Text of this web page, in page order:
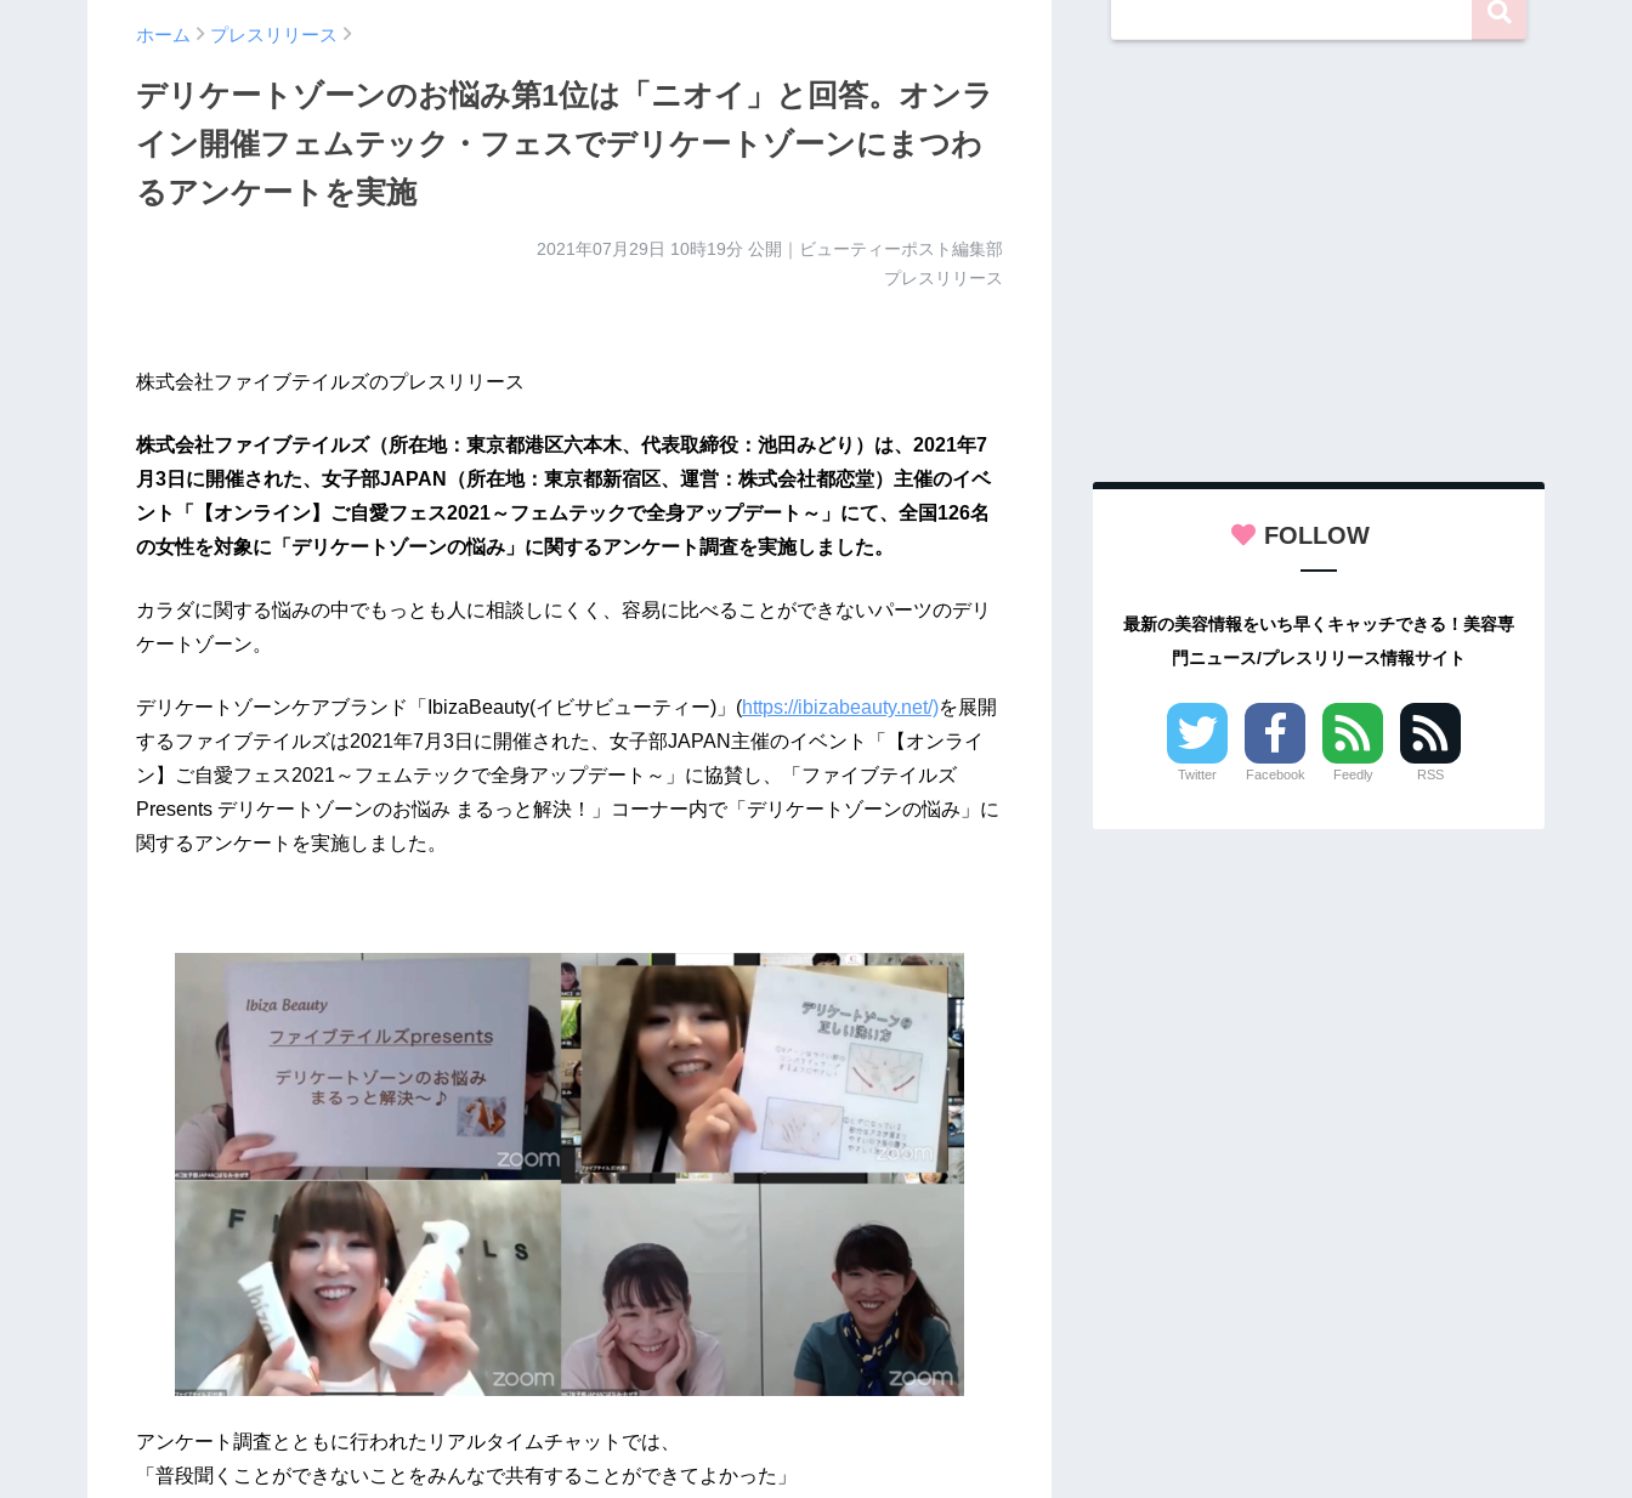
ホーム プレスリリース
デリケートゾーンのお悩み第1位は「ニオイ」と回答。オンラ
イン開催フェムテック・フェスでデリケートゾーンにまつわ
るアンケートを実施
2021年07月29日 10時19分 公開｜ビューティーポスト編集部
プレスリリース
株式会社ファイブテイルズのプレスリリース
株式会社ファイブテイルズ（所在地：東京都港区六本木、代表取締役：池田みどり）は、2021年7
月3日に開催された、女子部JAPAN（所在地：東京都新宿区、運営：株式会社都恋堂）主催のイベ
ント「【オンライン】ご自愛フェス2021～フェムテックで全身アップデート～」にて、全国126名
の女性を対象に「デリケートゾーンの悩み」に関するアンケート調査を実施しました。
カラダに関する悩みの中でもっとも人に相談しにくく、容易に比べることができないパーツのデリ
ケートゾーン。
デリケートゾーンケアブランド「IbizaBeauty(イビサビューティー)」(https://ibizabeauty.net/)を展開
するファイブテイルズは2021年7月3日に開催された、女子部JAPAN主催のイベント「【オンライ
ン】ご自愛フェス2021～フェムテックで全身アップデート～」に協賛し、「ファイブテイルズ
Presents デリケートゾーンのお悩み まるっと解決！」コーナー内で「デリケートゾーンの悩み」に
関するアンケートを実施しました。
アンケート調査とともに行われたリアルタイムチャットでは、
「普段聞くことができないことをみんなで共有することができてよかった」
FOLLOW
最新の美容情報をいち早くキャッチできる！美容専
門ニュース/プレスリリース情報サイト
Twitter Facebook Feedly RSS